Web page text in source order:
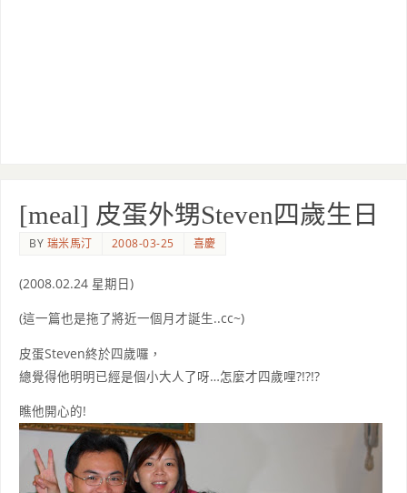
[meal] 皮蛋外甥Steven四歲生日
BY 瑞米馬汀 2008-03-25 喜慶
(2008.02.24 星期日)
(這一篇也是拖了將近一個月才誕生..cc~)
皮蛋Steven終於四歲囉，
總覺得他明明已經是個小大人了呀…怎麼才四歲哩?!?!?
瞧他開心的!